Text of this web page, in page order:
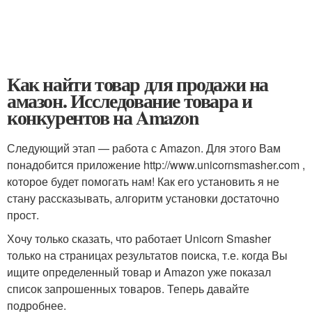
Как найти товар для продажи на
амазон. Исследование товара и
конкурентов на Amazon
Следующий этап — работа с Amazon. Для этого Вам
понадобится приложение http://www.unicornsmasher.com ,
которое будет помогать нам! Как его установить я не
стану рассказывать, алгоритм установки достаточно
прост.
Хочу только сказать, что работает Unicorn Smasher
только на страницах результатов поиска, т.е. когда Вы
ищите определенный товар и Amazon уже показал
список запрошенных товаров. Теперь давайте
подробнее.